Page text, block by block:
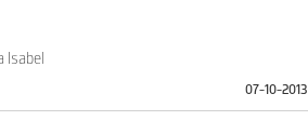
Isabel
07-10-2013